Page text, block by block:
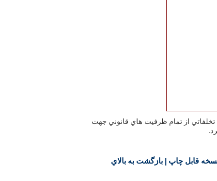
از تمام ظرفيت هاي قانوني جهت
قابل چاپ بازگشت به بالاي